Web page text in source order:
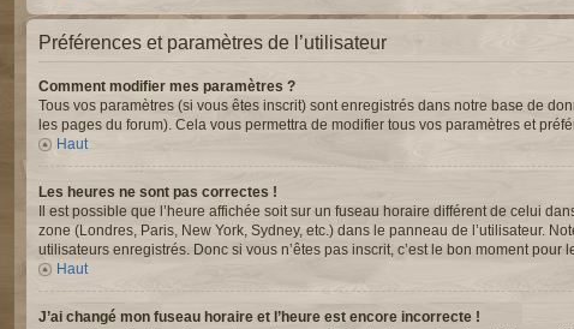
Préférences et paramètres de l’utilisateur
Comment modifier mes paramètres ?
Tous vos paramètres (si vous êtes inscrit) sont enregistrés dans notre base de
les pages du forum). Cela vous permettra de modifier tous vos paramètres et
Haut
Les heures ne sont pas correctes !
Il est possible que l’heure affichée soit sur un fuseau horaire différent de celui
zone (Londres, Paris, New York, Sydney, etc.) dans le panneau de l’utilisateur.
utilisateurs enregistrés. Donc si vous n’êtes pas inscrit, c’est le bon moment pour
Haut
J’ai changé mon fuseau horaire et l’heure est encore incorrecte !